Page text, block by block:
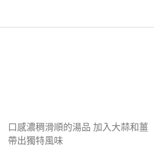
口感濃稠滑順的湯品 加入大蒜和薑
帶出獨特風味